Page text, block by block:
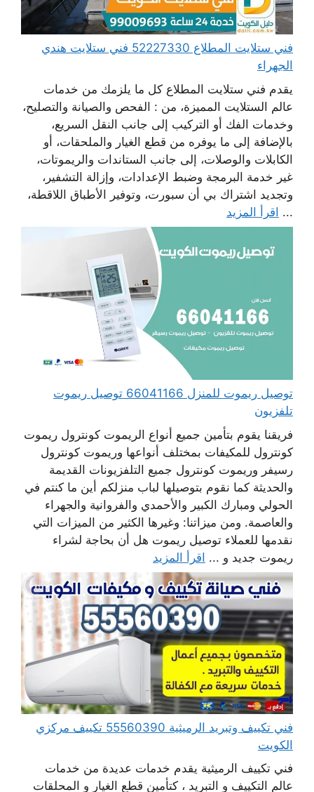
فني ستلايت المطلاع 52227330 فني ستلايت هندي
الجهراء
يقدم فني ستلايت المطلاع كل ما يلزمك من خدمات
عالم الستلايت المميزة، من : الفحص والصيانة والتصليح،
وخدمات الفك أو التركيب إلى جانب النقل السريع،
بالإضافة إلى ما يوفره من قطع الغيار والملحقات، أو
الكابلات والوصلات، إلى جانب الستاندات والريموتات،
غير خدمة البرمجة وضبط الإعدادات، وإزالة التشفير،
وتجديد اشتراك بي أن سبورت، وتوفير الأطباق اللاقطة،
... اقرأ المزيد
توصيل ريموت للمنزل 66041166 توصيل ريموت
تلفزيون
فريقنا يقوم بتأمين جميع أنواع الريموت كونترول ريموت
كونترول للمكيفات بمختلف أنواعها وريموت كونترول
رسيفر وريموت كونترول جميع التلفزيونات القديمة
والحديثة كما نقوم بتوصيلها لباب منزلكم أين ما كنتم في
الحولي ومبارك الكبير والأحمدي والفروانية والجهراء
والعاصمة. ومن ميزاتنا: وغيرها الكثير من الميزات التي
نقدمها للعملاء توصيل ريموت هل أن بحاجة لشراء
ريموت جديد و ... اقرأ المزيد
فني تكييف وتبريد الرميثية 55560390 تكييف مركزي
الكويت
فني تكييف الرميثية يقدم خدمات عديدة من خدمات
عالم التكييف و التبريد ، كتأمين قطع الغيار و المحلقات